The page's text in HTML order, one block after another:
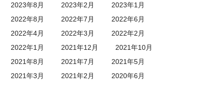
2023年8月
2023年2月
2023年1月
2022年8月
2022年7月
2022年6月
2022年4月
2022年3月
2022年2月
2022年1月
2021年12月
2021年10月
2021年8月
2021年7月
2021年5月
2021年3月
2021年2月
2020年6月